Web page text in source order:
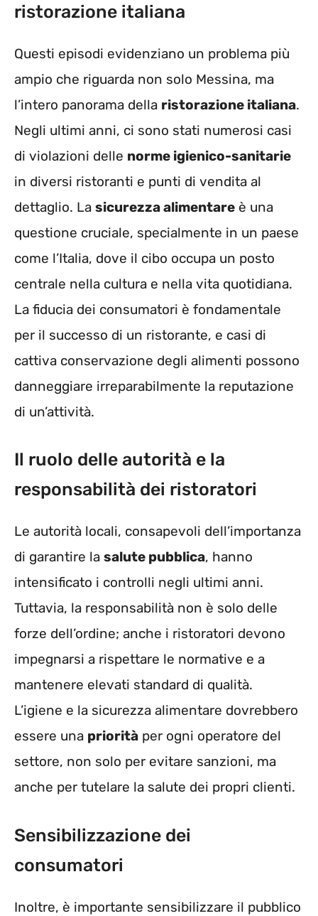
ristorazione italiana
Questi episodi evidenziano un problema più
ampio che riguarda non solo Messina, ma
l’intero panorama della ristorazione italiana.
Negli ultimi anni, ci sono stati numerosi casi
di violazioni delle norme igienico-sanitarie
in diversi ristoranti e punti di vendita al
dettaglio. La sicurezza alimentare è una
questione cruciale, specialmente in un paese
come l’Italia, dove il cibo occupa un posto
centrale nella cultura e nella vita quotidiana.
La fiducia dei consumatori è fondamentale
per il successo di un ristorante, e casi di
cattiva conservazione degli alimenti possono
danneggiare irreparabilmente la reputazione
di un’attività.
Il ruolo delle autorità e la
responsabilità dei ristoratori
Le autorità locali, consapevoli dell’importanza
di garantire la salute pubblica, hanno
intensificato i controlli negli ultimi anni.
Tuttavia, la responsabilità non è solo delle
forze dell’ordine; anche i ristoratori devono
impegnarsi a rispettare le normative e a
mantenere elevati standard di qualità.
L’igiene e la sicurezza alimentare dovrebbero
essere una priorità per ogni operatore del
settore, non solo per evitare sanzioni, ma
anche per tutelare la salute dei propri clienti.
Sensibilizzazione dei
consumatori
Inoltre, è importante sensibilizzare il pubblico